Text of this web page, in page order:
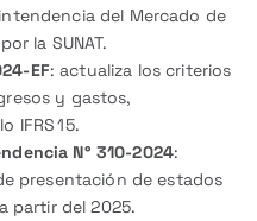
del Mercado de
la SUNAT.
EF: actualiza los criterios
y gastos,
IFRS 15.
N° 310-2024:
presentación de estados
partir del 2025.